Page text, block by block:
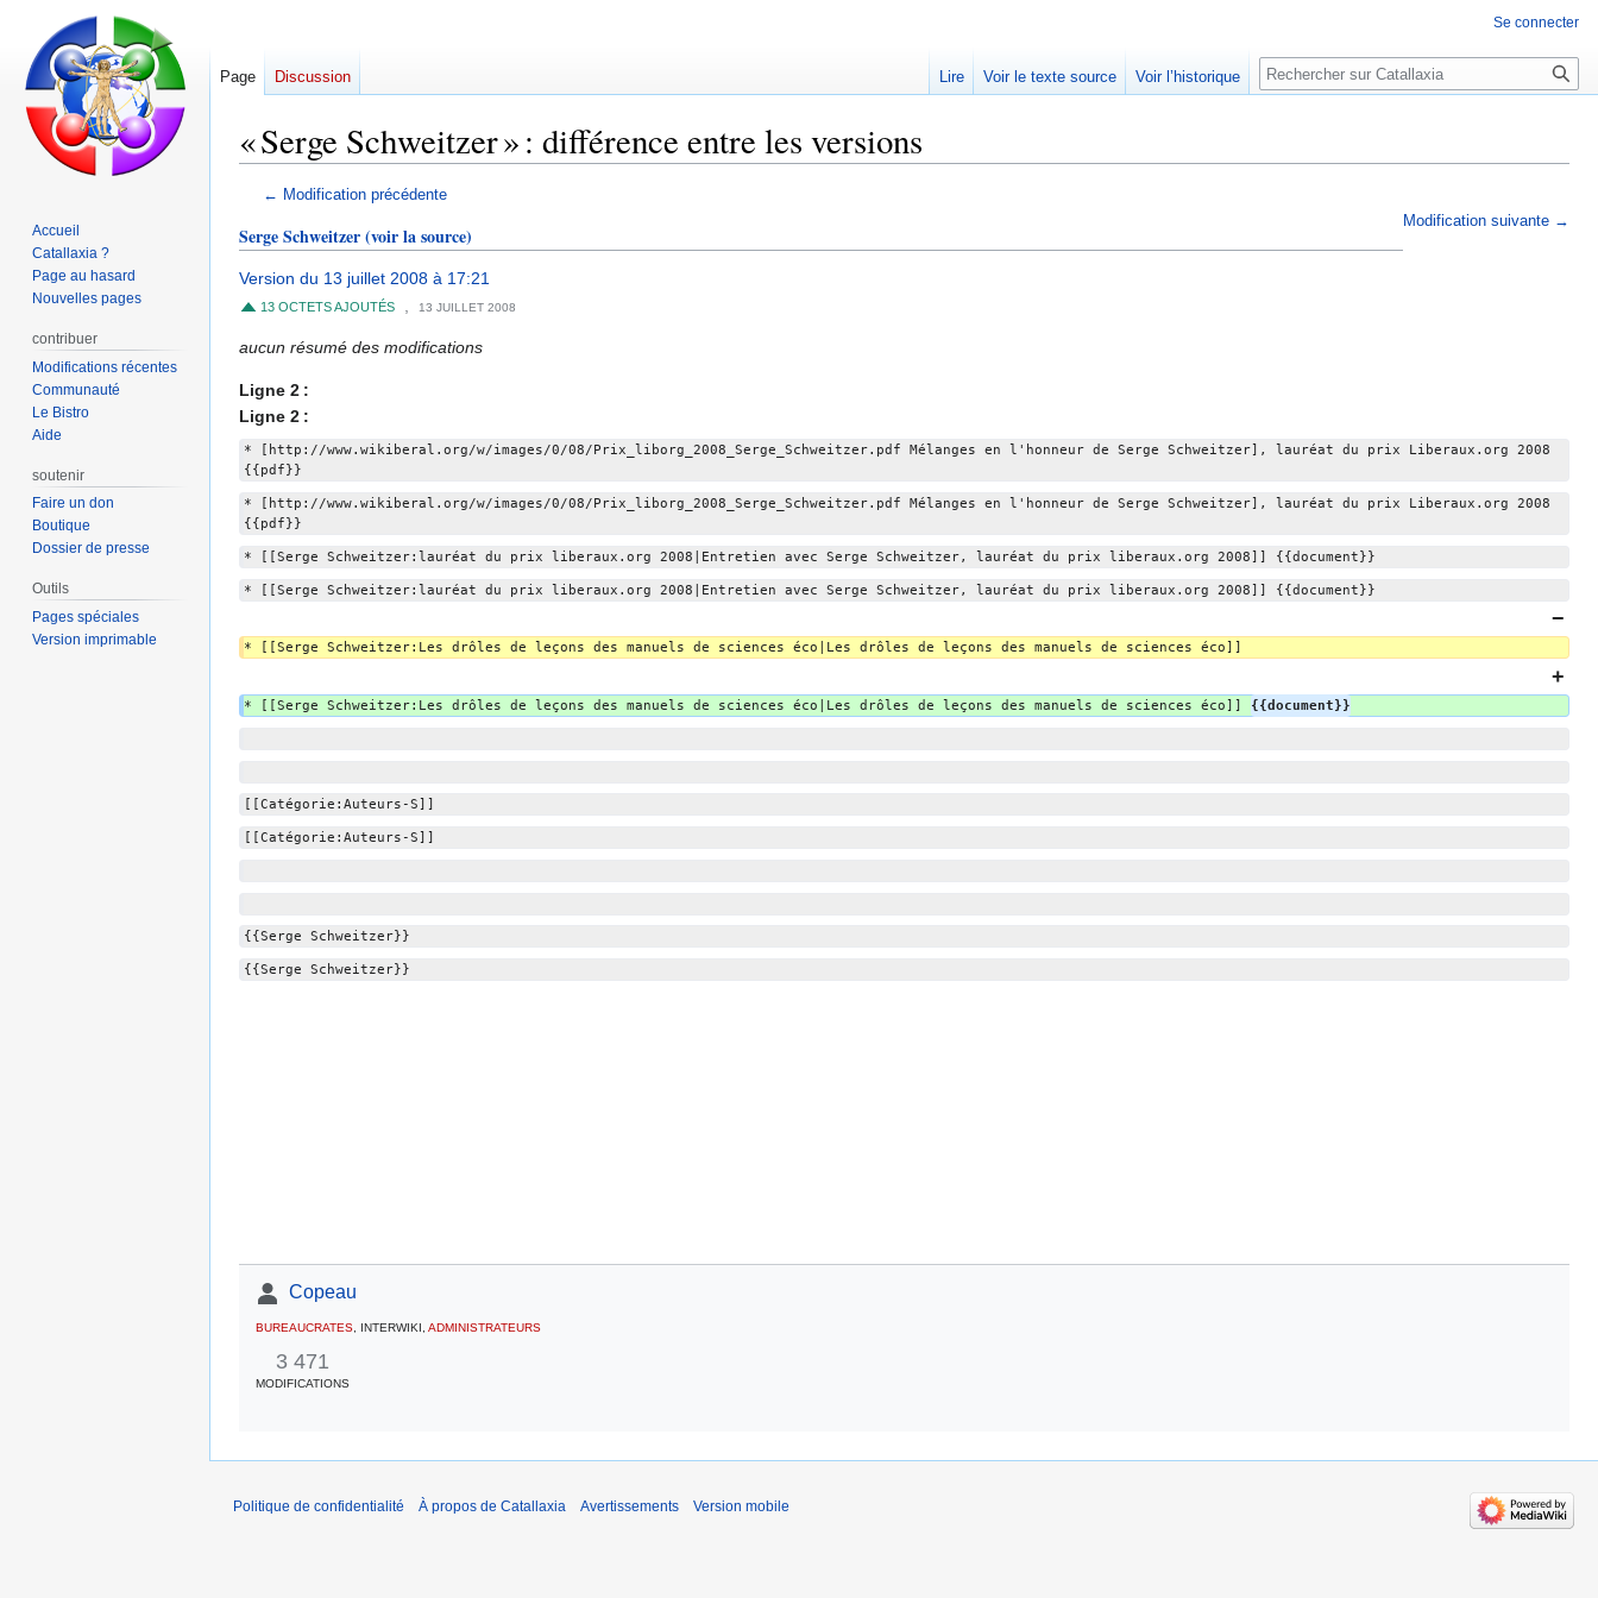
« Serge Schweitzer » : différence entre les versions
Aller
la
navigation
Aller
la
recherche
← Modification précédente
Modification suivante →
Serge Schweitzer(voir la source)
Version du 13 juillet 2008 à 17:21
13 OCTETS AJOUTÉS 13 JUILLET 2008
aucun résumé des modifications
Ligne 2 :
Ligne 2 :
* [http://www.wikiberal.org/w/images/0/08/Prix_liborg_2008_Serge_Schweitzer.pdf Mélanges en l'honneur de Serge Schweitzer], lauréat du prix Liberaux.org 2008
{{pdf}}
* [http://www.wikiberal.org/w/images/0/08/Prix_liborg_2008_Serge_Schweitzer.pdf Mélanges en l'honneur de Serge Schweitzer], lauréat du prix Liberaux.org 2008
{{pdf}}
* [[Serge Schweitzer:lauréat du prix liberaux.org 2008|Entretien avec Serge Schweitzer, lauréat du prix liberaux.org 2008]] {{document}}
* [[Serge Schweitzer:lauréat du prix liberaux.org 2008|Entretien avec Serge Schweitzer, lauréat du prix liberaux.org 2008]] {{document}}
* [[Serge Schweitzer:Les drôles de leçons des manuels de sciences éco|Les drôles de leçons des manuels de sciences éco]]
* [[Serge Schweitzer:Les drôles de leçons des manuels de sciences éco|Les drôles de leçons des manuels de sciences éco]] {{document}}
[[Catégorie:Auteurs-S]]
[[Catégorie:Auteurs-S]]
{{Serge Schweitzer}}
{{Serge Schweitzer}}
Copeau
BUREAUCRATES, INTERWIKI, ADMINISTRATEURS
3 471
MODIFICATIONS
Se connecter
Page Discussion Lire Voir le texte source Voir l’historique Rechercher
Accueil
Catallaxia ?
Page au hasard
Nouvelles pages
contribuer
Modifications récentes
Communauté
Le Bistro
Aide
soutenir
Faire un don
Boutique
Dossier de presse
Outils
Pages spéciales
Version imprimable
Politique de confidentialité À propos de Catallaxia Avertissements Version mobile